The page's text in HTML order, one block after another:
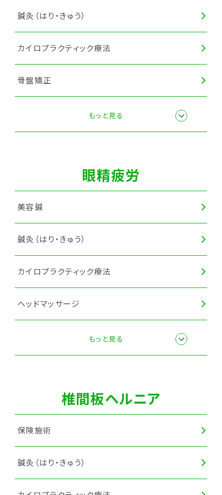
鍼灸（はり・きゅう）
カイロプラクティック療法
骨盤矯正
もっと見る
眼精疲労
美容鍼
鍼灸（はり・きゅう）
カイロプラクティック療法
ヘッドマッサージ
眼精疲労ケアコース
頭痛改善コース
もっと見る
椎間板ヘルニア
保険施術
鍼灸（はり・きゅう）